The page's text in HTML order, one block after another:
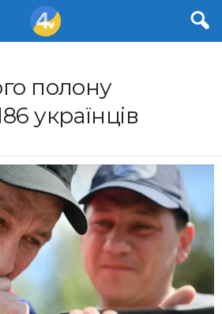
полону
українців